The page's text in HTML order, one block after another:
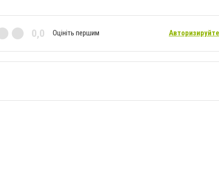
0,0 Оцініть першим